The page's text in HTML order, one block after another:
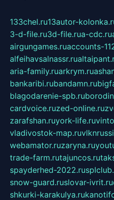
133chel.ru13autor-
3-d-file.ru3d-file.rua-cdc.ru
airgungames.ruaccounts-
alfeihavsalnassr.ru
aria-family.ruarkrym.ru
bankaribi.rubandamn.ru
blagodarenie-spb.ru
cardvoice.ruzed-online.ru
zarafshan.ruyork-life.ru
vladivostok-map.ru
webamator.ruzaryna.ru
trade-farm.rutajuncos.ru
spayderhed-2022.ru
snow-guard.ruslovar-ivrit.ru
shkurki-karakulya.ru